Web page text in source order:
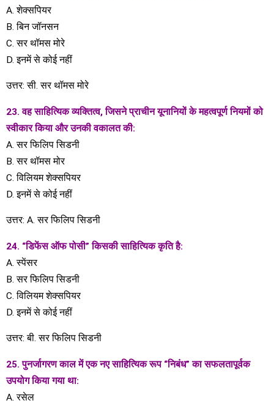
A. शेक्सपियर
B. बिन जॉनसन
C. सर थॉमस मोरे
D. इनमें से कोई नहीं
उत्तर: सी. सर थॉमस मोरे
23. वह साहित्यिक व्यक्तित्व, जिसने प्राचीन यूनानियों के महत्वपूर्ण नियमों को
स्वीकार किया और उनकी वकालत की:
A. सर फिलिप सिडनी
B. सर थॉमस मोर
C. विलियम शेक्सपियर
D. इनमें से कोई नहीं
उत्तर: A. सर फिलिप सिडनी
24. “डिफेंस ऑफ पोसी” किसकी साहित्यिक कृति है:
A. स्पेंसर
B. सर फिलिप सिडनी
C. विलियम शेक्सपियर
D. इनमें से कोई नहीं
उत्तर: बी. सर फिलिप सिडनी
25. पुनर्जागरण काल ​​में एक नए साहित्यिक रूप “निबंध” का सफलतापूर्वक
उपयोग किया गया था:
A. रसेल